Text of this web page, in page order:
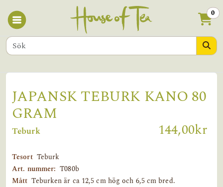
0
JAPANSK TEBURK KANO 80
GRAM
Teburk 144,00kr
Tesort Teburk
Art. nummer: T080b
Mått Teburken är ca 12,5 cm hög och 6,5 cm bred.